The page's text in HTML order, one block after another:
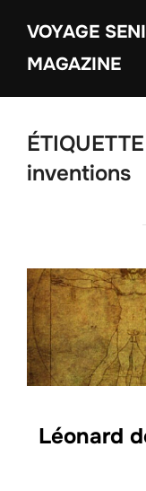
contenu
VOYAGE
MAGAZINE
inventions
Léonard